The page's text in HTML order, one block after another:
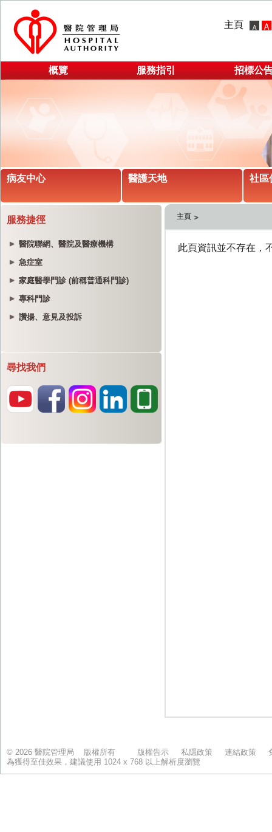
主頁
概覽 服務指引 招標公
病友中心 醫護天地 社區
服務捷徑
醫院聯網、醫院及醫療機構
急症室
家庭醫學門診 (前稱普通科門診)
專科門診
讚揚、意見及投訴
尋找我們
主頁
© 2026 醫院管理局 版權所有 版權告示 私隱政策 連結政策
為獲得至佳效果，建議使用 1024 x 768 以上解析度瀏覽